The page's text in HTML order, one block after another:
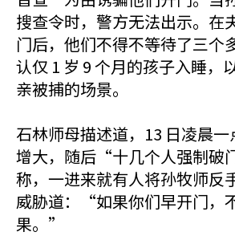
搜查令时，警方无法出示。在
门后，他们不得不等待了三个
认仅 1 岁 9 个月的孩子入睡，
亲被捕的场景。
石林师母描述道，13 日凌晨
增大，随后“十几个人强制破
称，一进来就有人将孙牧师反
威胁道：“如果你们早开门，
果。”